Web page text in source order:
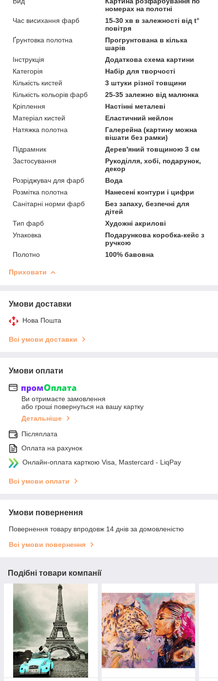
номерах на полотні
Час висихання фарб
15-30 хв в залежності від t°
повітря
Ґрунтовка полотна
Прогрунтована в кілька
шарів
Інструкція
Додаткова схема картини
Категорія
Набір для творчості
Кількість кистей
3 штуки різної товщини
Кількість кольорів фарб
25-35 залежно від малюнка
Кріплення
Настінні металеві
Матеріал кистей
Еластичний нейлон
Натяжка полотна
Галерейна (картину можна
вішати без рамки)
Підрамник
Дерев'яний товщиною 3 см
Застосування
Рукоділля, хобі, подарунок,
декор
Розріджувач для фарб
Вода
Розмітка полотна
Нанесені контури і цифри
Санітарні норми фарб
Без запаху, безпечні для
дітей
Тип фарб
Художні акрилові
Упаковка
Подарункова коробка-кейс з
ручкою
Полотно
100% бавовна
Приховати
Умови доставки
Нова Пошта
Всі умови доставки
Умови оплати
Ви отримаєте замовлення
або гроші повернуться на вашу картку
Детальніше
Післяплата
Оплата на рахунок
Онлайн-оплата карткою Visa, Mastercard - LiqPay
Всі умови оплати
Умови повернення
Повернення товару впродовж 14 днів за домовленістю
Всі умови повернення
Подібні товари компанії